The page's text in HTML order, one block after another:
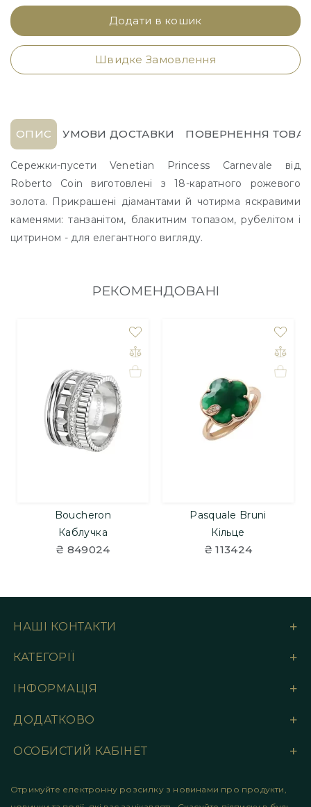
Додати в кошик
Швидке Замовлення
ОПИС УМОВИ ДОСТАВКИ ПОВЕРНЕННЯ
Сережки-пусети Venetian Princess Carnevale від
Roberto Coin виготовлені з 18-каратного рожевого
золота. Прикрашені діамантами й чотирма яскравими
каменями: танзанітом, блакитним топазом, рубелітом і
цитрином - для елегантного вигляду.
РЕКОМЕНДОВАНІ
Boucheron
Каблучка
₴ 849024
Pasquale Bruni
Кільце
₴ 113424
НАШІ КОНТАКТИ
КАТЕГОРІЇ
ІНФОРМАЦІЯ
ДОДАТКОВО
ОСОБИСТИЙ КАБІНЕТ
Отримуйте електронну розсилку з новинами про продукти,